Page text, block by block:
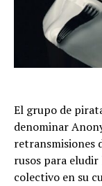
El grupo de
denominar
retransmisiones
rusos para
colectivo en su